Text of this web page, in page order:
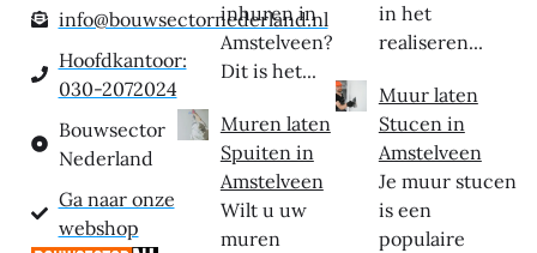
info@bouwsectornederland.nl
Hoofdkantoor:
030-2072024
Bouwsector
Nederland
Ga naar onze
webshop
inhuren in
Amstelveen?
Dit is het...
Muren laten
Spuiten in
Amstelveen
Wilt u uw
muren
in het
realiseren...
Muur laten
Stucen in
Amstelveen
Je muur stucen
is een
populaire